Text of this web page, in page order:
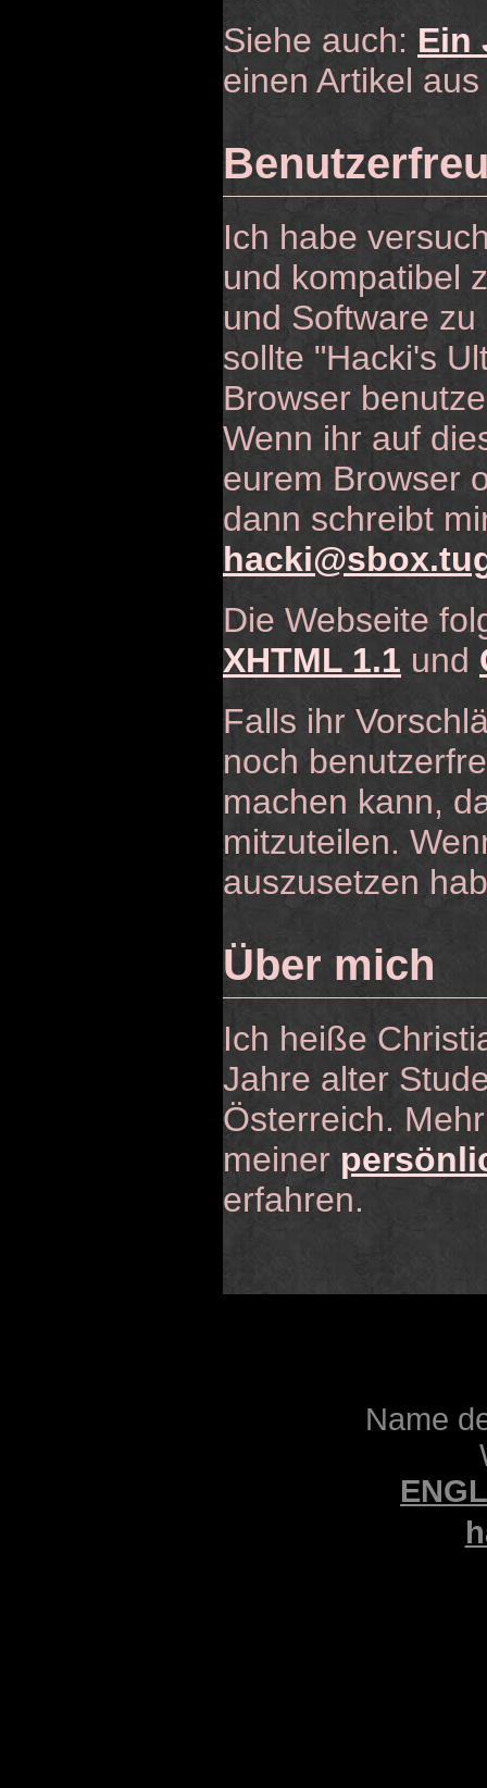
Siehe auch: Ein
einen Artikel
Ich habe
und kompatibel
und Software
sollte "Hacki's
Browser
Wenn ihr auf
eurem Browser
dann schreibt
Die Webseite
XHTML 1.1 und
Falls ihr
noch
machen kann,
mitzuteilen.
auszusetzen
Über mich
Ich heiße
Jahre alter
Österreich.
meiner
erfahren.
Name